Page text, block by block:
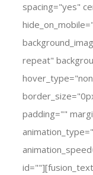
spacing="yes"
repeat"
padding=""